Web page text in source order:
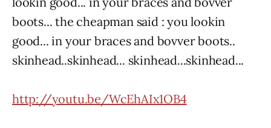
boots... the cheapman said : you lookin
good... in your braces and bovver boots..
skinhead..skinhead... skinhead...skinhead...
http://youtu.be/WcEhAIx1OB4